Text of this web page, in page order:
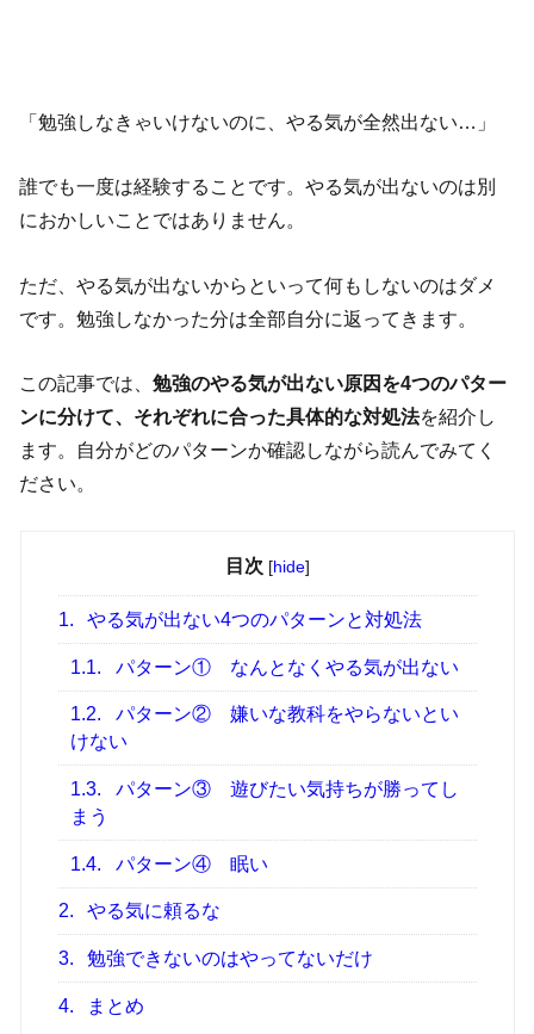
「勉強しなきゃいけないのに、やる気が全然出ない…」
誰でも一度は経験することです。やる気が出ないのは別
におかしいことではありません。
ただ、やる気が出ないからといって何もしないのはダメ
です。勉強しなかった分は全部自分に返ってきます。
この記事では、勉強のやる気が出ない原因を4つのパター
ンに分けて、それぞれに合った具体的な対処法を紹介し
ます。自分がどのパターンか確認しながら読んでみてく
ださい。
目次 [hide]
1. やる気が出ない4つのパターンと対処法
1.1. パターン① なんとなくやる気が出ない
1.2.
パターン② 嫌いな教科をやらないとい
けない
1.3.
パターン③ 遊びたい気持ちが勝ってし
まう
1.4. パターン④ 眠い
2. やる気に頼るな
3. 勉強できないのはやってないだけ
4. まとめ